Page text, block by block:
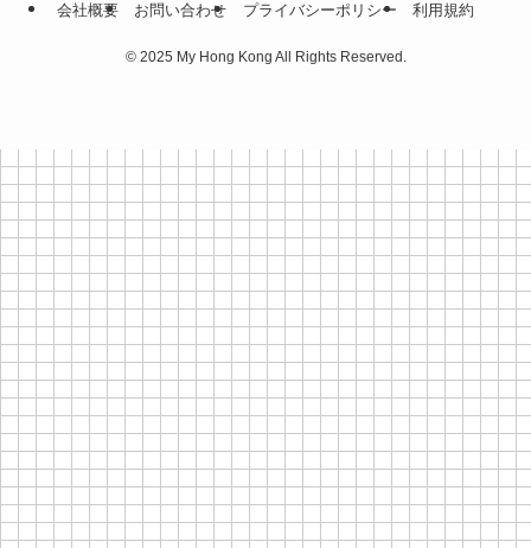
会社概要 お問い合わせ プライバシーポリシー 利⽤規約
©2025 My Hong Kong All Rights Reserved.